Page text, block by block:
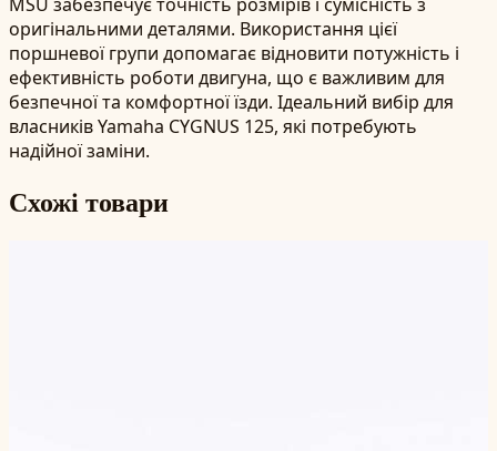
оригінальними деталями. Використання цієї
поршневої групи допомагає відновити потужність і
ефективність роботи двигуна, що є важливим для
безпечної та комфортної їзди. Ідеальний вибір для
власників Yamaha CYGNUS 125, які потребують
надійної заміни.
Схожі товари